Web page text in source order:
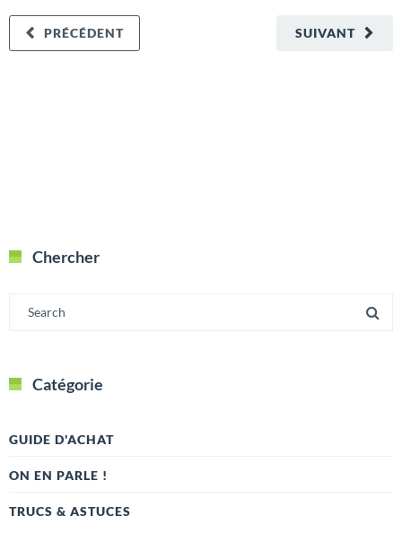
SUIVANT
PRÉCÉDENT
Chercher
Catégorie
GUIDE D'ACHAT
ON EN PARLE !
TRUCS & ASTUCES